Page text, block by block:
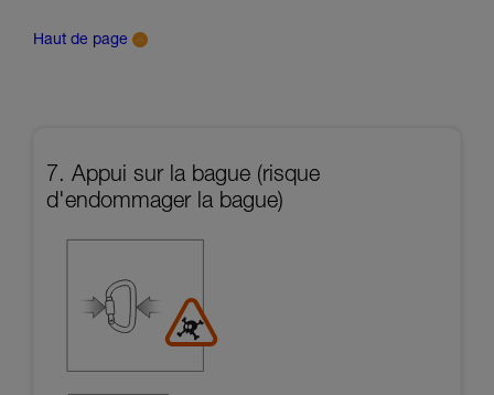
Haut de page
7. Appui sur la bague (risque
d'endommager la bague)